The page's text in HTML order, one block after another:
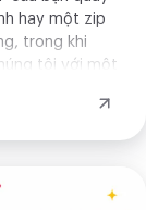
hay một zip
trong khi
tôi với một